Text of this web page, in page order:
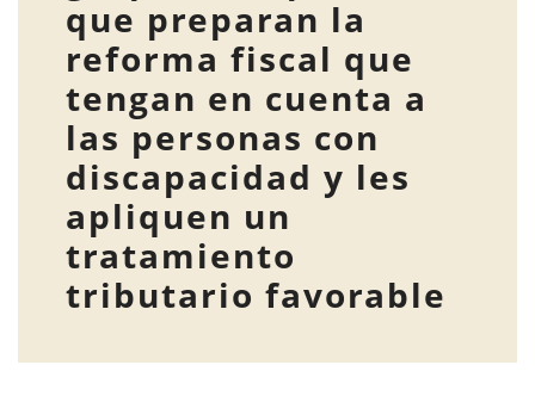
que preparan la
reforma fiscal que
tengan en cuenta a
las personas con
discapacidad y les
apliquen un
tratamiento
tributario favorable